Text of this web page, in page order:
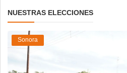
NUESTRAS ELECCIONES
Sonora